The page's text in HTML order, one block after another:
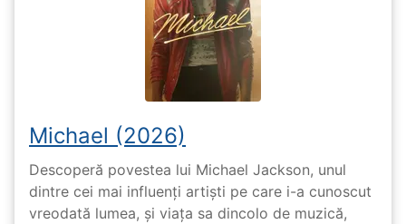
Michael (2026)
Descoperă povestea lui Michael Jackson, unul
dintre cei mai influenți artiști pe care i-a cunoscut
vreodată lumea, și viața sa dincolo de muzică,